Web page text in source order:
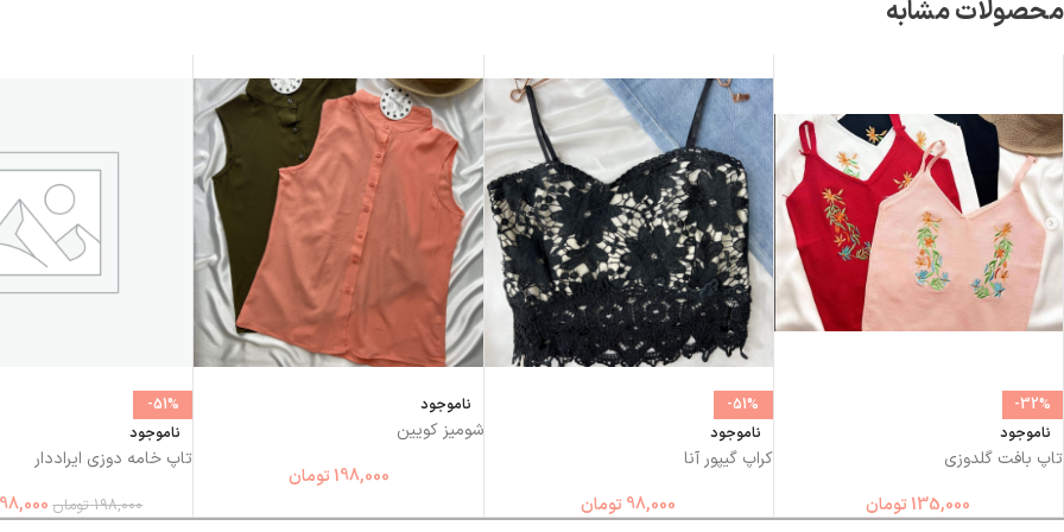
محصولات مشابه
-32%
ناموجود
تاپ بافت گلدوزی
135,000 تومان
-51%
ناموجود
کراپ گیپور آنا
98,000 تومان
ناموجود
شومیز کویین
198,000 تومان
-51%
ناموجود
تاپ خامه دوزی ایراددار
198,000 تومان 98,000